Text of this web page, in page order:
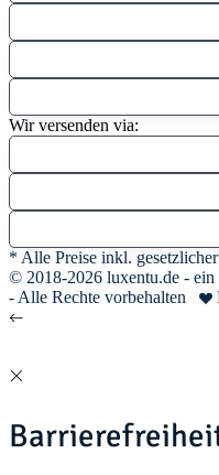
Wir versenden via:
* Alle Preise inkl.
© 2018-2026 luxentu.de -
- Alle Rechte vorbehalten